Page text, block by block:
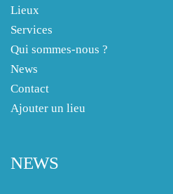
Lieux
Services
Qui sommes-nous ?
News
Contact
Ajouter un lieu
NEWS